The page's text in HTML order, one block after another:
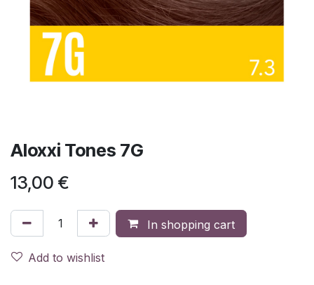
Aloxxi Tones 7G
13,00 €
In shopping cart
Add to wishlist